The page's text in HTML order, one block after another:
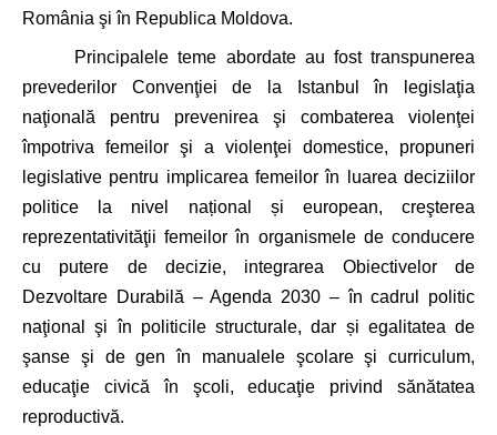
România şi în Republica Moldova.
Principalele teme abordate au fost transpunerea
prevederilor Convenţiei de la Istanbul în legislaţia
naţională pentru prevenirea şi combaterea violenţei
împotriva femeilor şi a violenţei domestice, propuneri
legislative pentru implicarea femeilor în luarea deciziilor
politice la nivel național și european, creşterea
reprezentativităţii femeilor în organismele de conducere
cu putere de decizie, integrarea Obiectivelor de
Dezvoltare Durabilă – Agenda 2030 – în cadrul politic
naţional şi în politicile structurale, dar și egalitatea de
şanse şi de gen în manualele şcolare şi curriculum,
educaţie civică în şcoli, educaţie privind sănătatea
reproductivă.